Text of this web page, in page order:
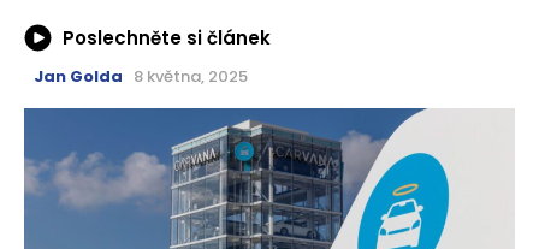
Poslechněte si článek
Jan Golda 8 května, 2025